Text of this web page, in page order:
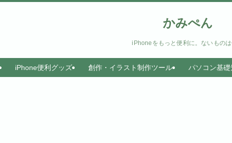
かみぺん
iPhoneをもっと便利に。ないものは
iPhone便利グッズ 創作・イラスト制作ツール パソコン基礎